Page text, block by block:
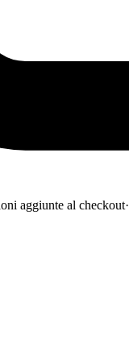
aggiunte al checkout·